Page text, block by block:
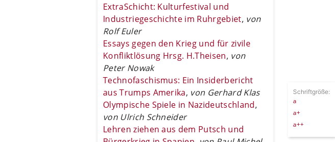
ExtraSchicht: Kulturfestival und
Industriegeschichte im Ruhrgebiet, von
Rolf Euler
Essays gegen den Krieg und für zivile
Konfliktlösung Hrsg. H.Theisen, von
Peter Nowak
Technofaschismus: Ein Insiderbericht
aus Trumps Amerika, von Gerhard Klas
Olympische Spiele in Nazideutschland,
von Ulrich Schneider
Lehren ziehen aus dem Putsch und
Schriftgröße:
a
a+
a++